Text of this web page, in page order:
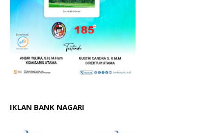
IKLAN BANK NAGARI